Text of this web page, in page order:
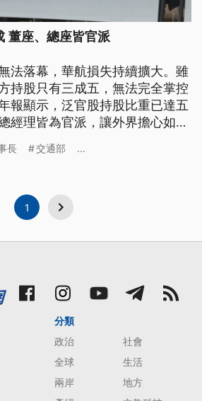
董座、總座皆官派
法落幕，華航損失持續擴大。雖
持股只有三成五，無法完全掌控
報顯示，泛官股持股比重已達五
經理皆為官派，讓外界擔心如果
造成空中交通大亂，超過3萬名
工
長 交通部 ...
1
分類
政治
社會
全球
生活
兩岸
地方